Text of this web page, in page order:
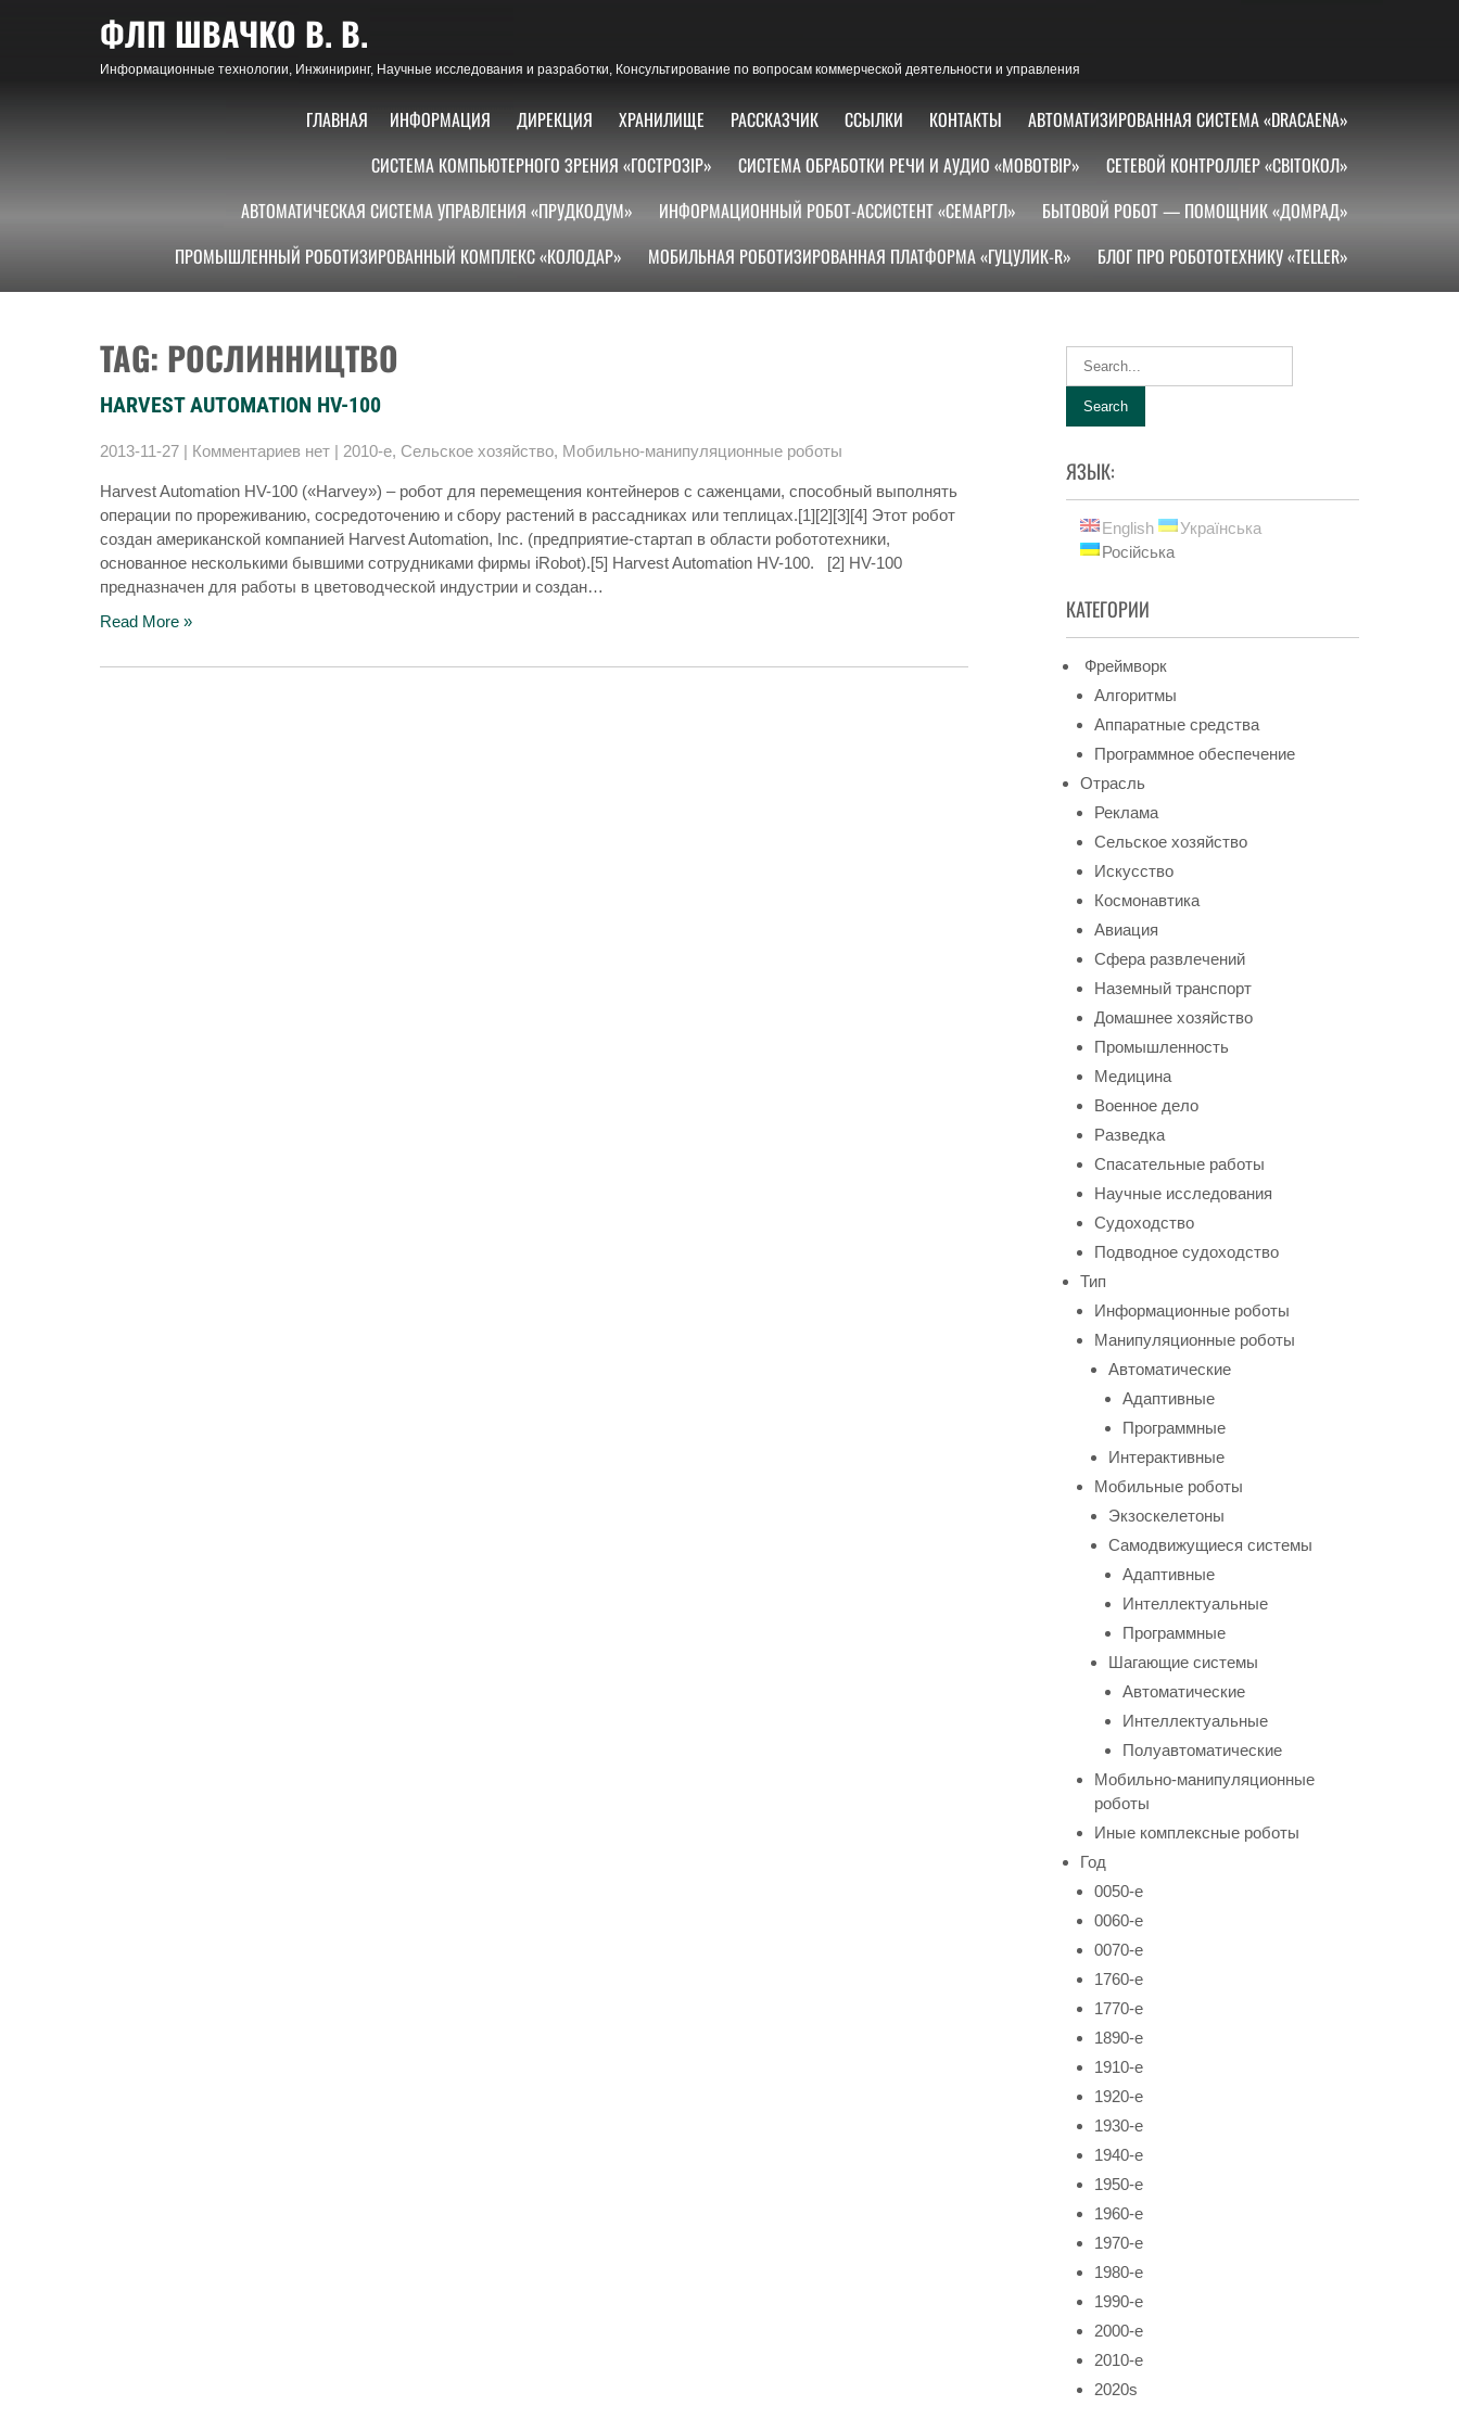
ФЛП ШВАЧКО В. В.
Информационные технологии, Инжиниринг, Научные исследования и разработки, Консультирование по вопросам коммерческой деятельности и управления
ГЛАВНАЯ ИНФОРМАЦИЯ ДИРЕКЦИЯ ХРАНИЛИЩЕ РАССКАЗЧИК ССЫЛКИ КОНТАКТЫ
АВТОМАТИЗИРОВАННАЯ СИСТЕМА «DRACAENA»
СИСТЕМА КОМПЬЮТЕРНОГО ЗРЕНИЯ «ГОСТРОЗІР»
СИСТЕМА ОБРАБОТКИ РЕЧИ И АУДИО «МОВОТВІР»
СЕТЕВОЙ КОНТРОЛЛЕР «СВІТОКОЛ»
АВТОМАТИЧЕСКАЯ СИСТЕМА УПРАВЛЕНИЯ «ПРУДКОДУМ»
ИНФОРМАЦИОННЫЙ РОБОТ-АССИСТЕНТ «СЕМАРГЛ»
БЫТОВОЙ РОБОТ — ПОМОЩНИК «ДОМРАД»
ПРОМЫШЛЕННЫЙ РОБОТИЗИРОВАННЫЙ КОМПЛЕКС «КОЛОДАР»
МОБИЛЬНАЯ РОБОТИЗИРОВАННАЯ ПЛАТФОРМА «ГУЦУЛИК-R» БЛОГ ПРО РОБОТОТЕХНИКУ «TELLER»
TAG: РОСЛИННИЦТВО
HARVEST AUTOMATION HV-100
2013-11-27 | Комментариев нет | 2010-е, Сельское хозяйство, Мобильно-манипуляционные роботы
Harvest Automation HV-100 («Harvey») – робот для перемещения контейнеров с саженцами, способный выполнять
операции по прореживанию, сосредоточению и сбору растений в рассадниках или теплицах.[1][2][3][4] Этот робот
создан американской компанией Harvest Automation, Inc. (предприятие-стартап в области робототехники,
основанное несколькими бывшими сотрудниками фирмы iRobot).[5] Harvest Automation HV-100. [2] HV-100
предназначен для работы в цветоводческой индустрии и создан…
Read More »
ЯЗЫК:
English
Українська
Російська
КАТЕГОРИИ
Фреймворк
Алгоритмы
Аппаратные средства
Программное обеспечение
Отрасль
Реклама
Сельское хозяйство
Искусство
Космонавтика
Авиация
Сфера развлечений
Наземный транспорт
Домашнее хозяйство
Промышленность
Медицина
Военное дело
Разведка
Спасательные работы
Научные исследования
Судоходство
Подводное судоходство
Тип
Информационные роботы
Манипуляционные роботы
Автоматические
Адаптивные
Программные
Интерактивные
Мобильные роботы
Экзоскелетоны
Самодвижущиеся системы
Адаптивные
Интеллектуальные
Программные
Шагающие системы
Автоматические
Интеллектуальные
Полуавтоматические
Мобильно-манипуляционные
роботы
Иные комплексные роботы
Год
0050-е
0060-е
0070-е
1760-е
1770-е
1890-е
1910-е
1920-е
1930-е
1940-е
1950-е
1960-е
1970-е
1980-е
1990-е
2000-е
2010-е
2020s